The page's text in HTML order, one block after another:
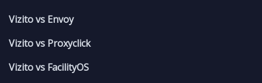
Vizito vs Envoy
Vizito vs Proxyclick
Vizito vs FacilityOS